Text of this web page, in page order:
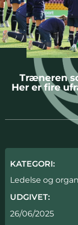
Træneren
Her er fire
KATEGORI:
Ledelse og
UDGIVET:
26/06/2025